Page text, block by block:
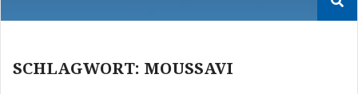
nach:
SCHLAGWORT: MOUSSAVI